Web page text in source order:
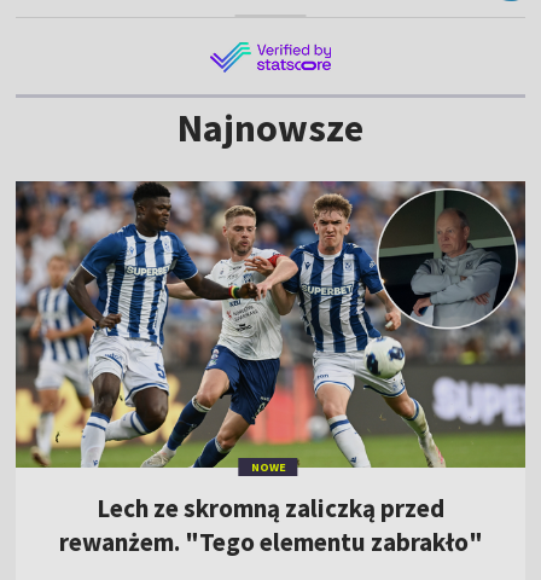
Najnowsze
NOWE
Lech ze skromną zaliczką przed
rewanżem. "Tego elementu zabrakło"